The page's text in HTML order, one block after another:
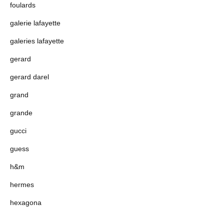
foulards
galerie lafayette
galeries lafayette
gerard
gerard darel
grand
grande
gucci
guess
h&m
hermes
hexagona